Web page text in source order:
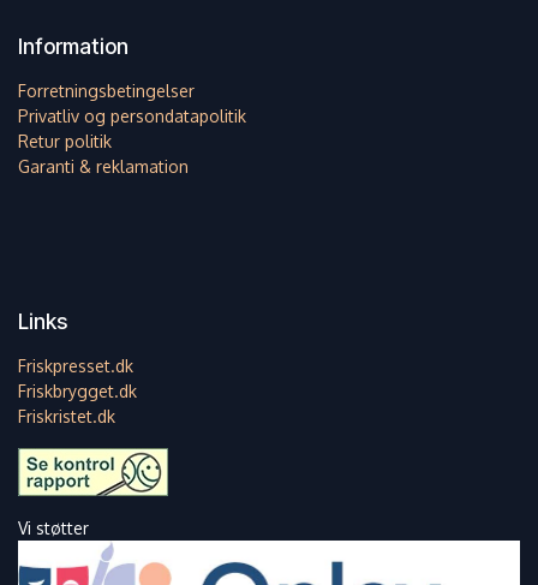
Information
Forretningsbetingelser
Privatliv og persondatapolitik
Retur politik
Garanti & reklamation
Links
Friskpresset.dk
Friskbrygget.dk
Friskristet.dk
Vi støtter